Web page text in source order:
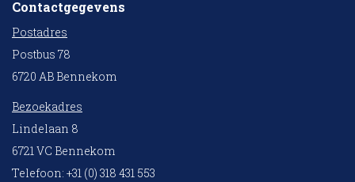
Contactgegevens
Postadres
Postbus 78
6720 AB Bennekom
Bezoekadres
Lindelaan 8
6721 VC Bennekom
Telefoon: +31 (0) 318 431 553